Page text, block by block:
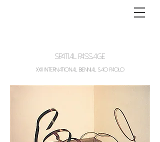
spatial passage
XX11 International BienniAl SaO Paolo